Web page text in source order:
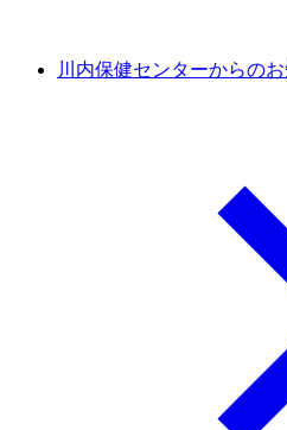
川内保健センターからの